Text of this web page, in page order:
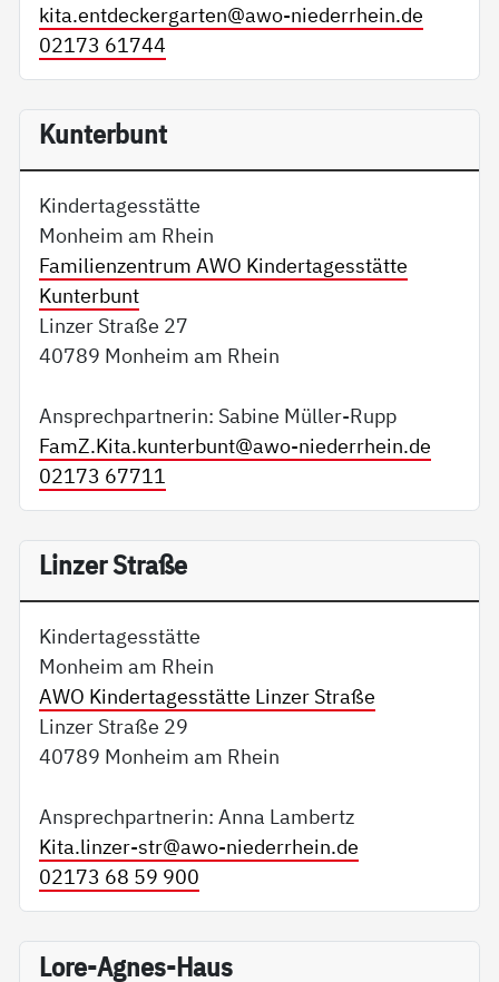
kita.entdeckergarten@awo-niederrhein.de
02173 61744
Kunterbunt
Kindertagesstätte
Monheim am Rhein
Familienzentrum AWO Kindertagesstätte
Kunterbunt
Linzer Straße 27
40789 Monheim am Rhein
Ansprechpartnerin: Sabine Müller-Rupp
FamZ.Kita.kunterbunt@awo-niederrhein.de
02173 67711
Linzer Straße
Kindertagesstätte
Monheim am Rhein
AWO Kindertagesstätte Linzer Straße
Linzer Straße 29
40789 Monheim am Rhein
Ansprechpartnerin: Anna Lambertz
Kita.linzer-str@awo-niederrhein.de
02173 68 59 900
Lore-Agnes-Haus